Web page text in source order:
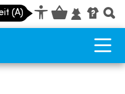
öffnen
anzeigen
anzeigen
anzeigen
(A)